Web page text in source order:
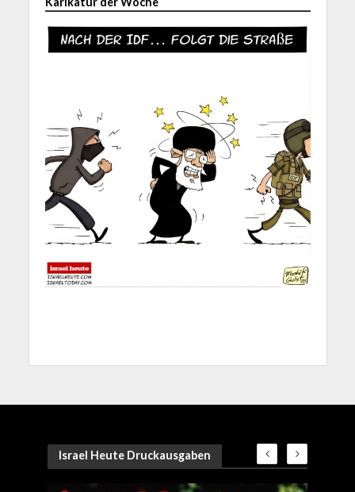
Israel Heute Druckausgaben